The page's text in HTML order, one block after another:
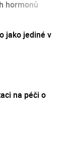
hormonů
jako jediné v
na péči o